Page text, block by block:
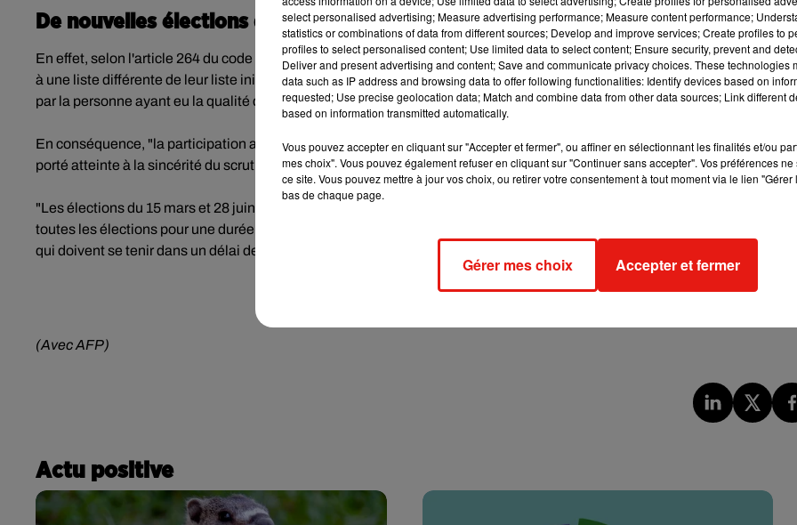
De nouvelles élections d’ici 3 mois
En effet, selon l'article 264 du code électoral, rappelle le Conseil d'Etat, les candidats intégrés, dans le cadre du second
à une liste différente de leur liste initiale, doivent, entre autres conditions, être notifiés "à la préfecture ou à la sous-
par la personne ayant eu la qualité de responsable de la liste constituée" au premier tour, ce qui n'a pas été le cas.
En conséquence, "la participation au second tour de cette liste irrégulièrement constituée (la liste de Mme Hardy, ndlr) a
porté atteinte à la sincérité du scrutin dans son ensemble", considère le Conseil d'Etat.
"Les élections du 15 mars et 28 juin 2020 sont annulées", a statué l'institution, qui a également jugé Mme Hardy "inéligible
toutes les élections pour une durée d'un an". Mme Hardy ne pourra donc pas participer aux prochaines élections
qui doivent se tenir dans un délai de trois mois à compter de la notification de la décision du Conseil d'Etat.
(Avec AFP)
Actu positive
select personalised advertising; Measure advertising performance; Measure content performance;
statistics or combinations of data from different sources; Develop and improve services; Create profiles to
profiles to select personalised content; Use limited data to select content; Ensure security, prevent and
Deliver and present advertising and content; Save and communicate privacy choices. These technologies
data such as IP address and browsing data to offer following functionalities: Identify devices based on
requested; Use precise geolocation data; Match and combine data from other data sources; Link different
based on information transmitted automatically.
Vous pouvez accepter en cliquant sur "Accepter et fermer", ou affiner en sélectionnant les finalités et/ou
mes choix". Vous pouvez également refuser en cliquant sur "Continuer sans accepter". Vos préférences
ce site. Vous pouvez mettre à jour vos choix, ou retirer votre consentement à tout moment via le lien
bas de chaque page.
Gérer mes choix Accepter et fermer